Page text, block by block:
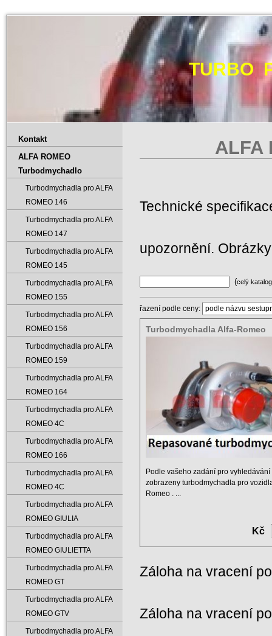
TURBO
ALFA
Technické
upozornění.
(celý katalog
řazení podle ceny:
Turbodmychadla Alfa-Romeo
Podle vašeho zadání pro vyhledávání
zobrazeny turbodmychadla pro
Romeo . ...
Kč
Záloha na vracení
Záloha na vracení
Kontakt
ALFA ROMEO
Turbodmychadlo
Turbodmychadla pro ALFA
ROMEO 146
Turbodmychadla pro ALFA
ROMEO 147
Turbodmychadla pro ALFA
ROMEO 145
Turbodmychadla pro ALFA
ROMEO 155
Turbodmychadla pro ALFA
ROMEO 156
Turbodmychadla pro ALFA
ROMEO 159
Turbodmychadla pro ALFA
ROMEO 164
Turbodmychadla pro ALFA
ROMEO 4C
Turbodmychadla pro ALFA
ROMEO 166
Turbodmychadla pro ALFA
ROMEO 4C
Turbodmychadla pro ALFA
ROMEO GIULIA
Turbodmychadla pro ALFA
ROMEO GIULIETTA
Turbodmychadla pro ALFA
ROMEO GT
Turbodmychadla pro ALFA
ROMEO GTV
Turbodmychadla pro ALFA